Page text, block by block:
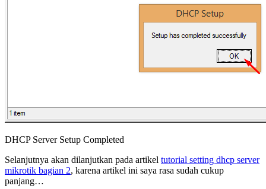
DHCP Server Setup Completed
Selanjutnya akan dilanjutkan pada artikel tutorial setting dhcp server
mikrotik bagian 2, karena artikel ini saya rasa sudah cukup
panjang…